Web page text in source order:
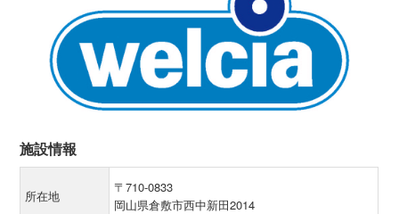
施設情報
所在地
〒710-0833
岡山県倉敷市西中新田2014